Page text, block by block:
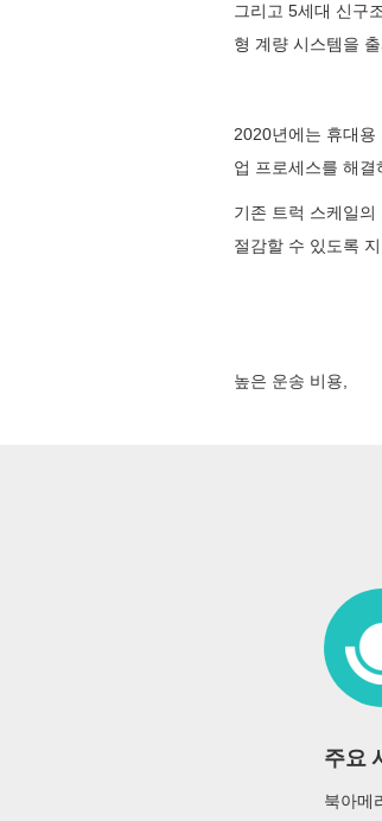
그리고 5세대 신구
형 계량 시스템을
2020년에는 휴대
업 프로세스를 해결
기존 트럭 스케일
절감할 수 있도록
높은 운송 비용,
주요
북아메